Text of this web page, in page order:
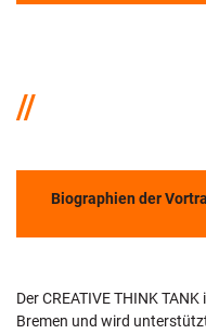
Biographien der
Der CREATIVE THINK
Bremen und wird